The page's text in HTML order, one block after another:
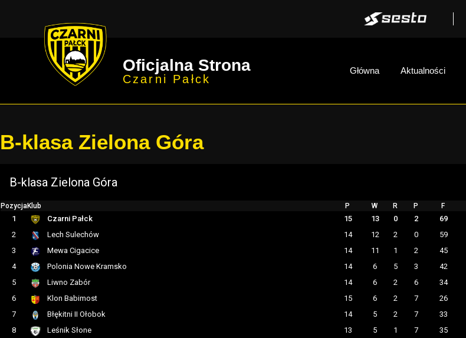
Oficjalna Strona
Czarni Pałck
Główna Aktualności
B-klasa Zielona Góra
B-klasa Zielona Góra
PozycjaKlub P W R P F
1 Czarni Pałck 15 13 0 2 69
2
Lech Sulechów 14 12 2 0 59
3
Mewa Cigacice 14 11 1 2 45
4
Polonia Nowe Kramsko 14 6 5 3 42
5
Liwno Zabór 14 6 2 6 34
6
Klon Babimost 15 6 2 7 26
7
Błękitni II Ołobok 14 5 2 7 33
8
Leśnik Słone 13 5 1 7 35